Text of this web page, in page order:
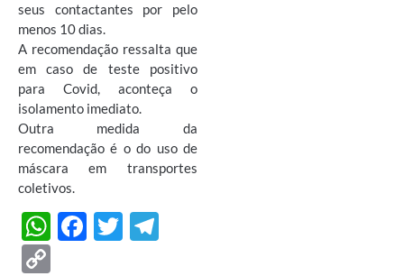
seus contactantes por pelo
menos 10 dias.
A recomendação ressalta que
em caso de teste positivo
para Covid, aconteça o
isolamento imediato.
Outra medida da
recomendação é o do uso de
máscara em transportes
coletivos.
W F
T